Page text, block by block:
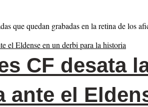
que quedan grabadas en la retina de los
CF desata
ante el